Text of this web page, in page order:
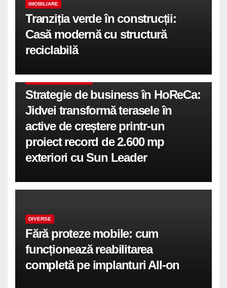
IMOBILIARE
Tranziția verde în construcții:
Casă modernă cu structură
reciclabilă
Strategie de business în HoReCa:
Jidvei transformă terasele în
active de creștere printr-un
proiect record de 2.600 mp
exteriori cu Sun Leader
DIVERSE
Fără proteze mobile: cum
funcționează reabilitarea
completă pe implanturi All-on